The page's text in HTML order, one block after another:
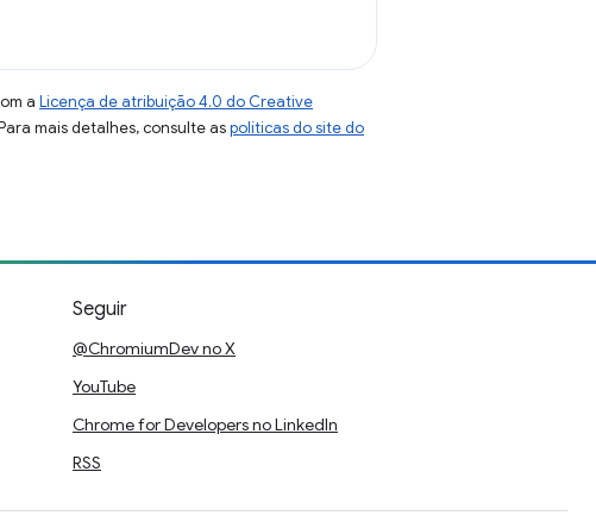
a Licença de atribuição 4.0 do Creative
mais detalhes, consulte aspolíticas do site do
Seguir
@ChromiumDev no X
YouTube
Chrome for Developers no LinkedIn
RSS